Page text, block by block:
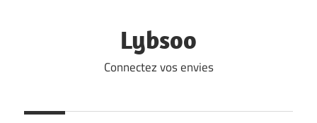
Lybsoo
Connectez vos envies